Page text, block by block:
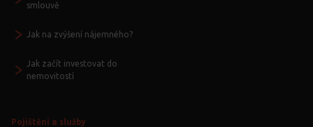
smlouvě
Jak na zvýšení nájemného?
Jak začít investovat do
nemovitostí
Pojištění a služby